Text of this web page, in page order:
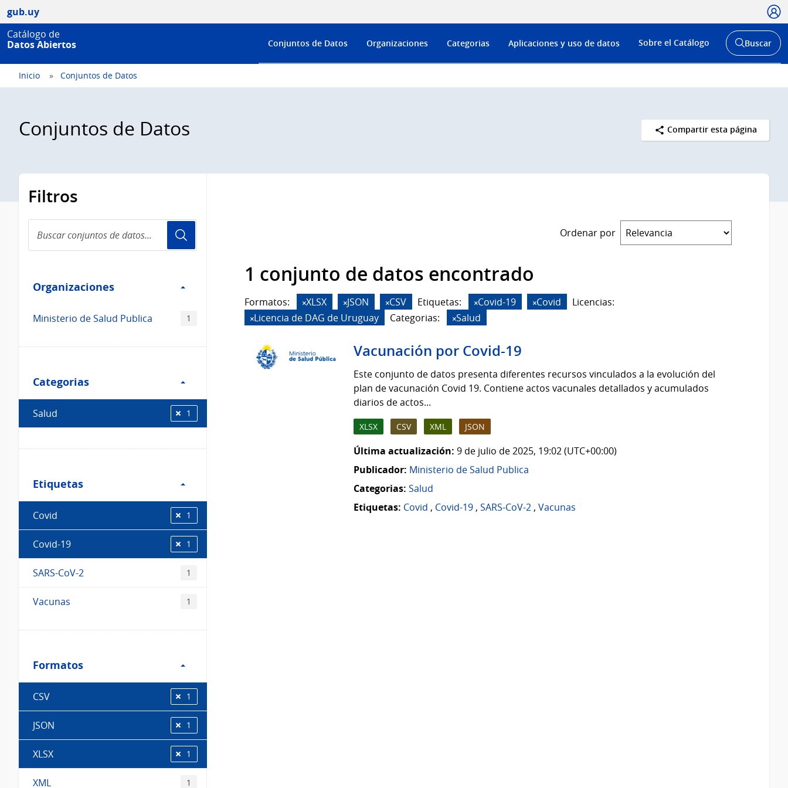
gub.uy
Catálogo de
Datos Abiertos
Menú
de
Conjuntos de Datos Organizaciones Categorias Aplicaciones y uso de datos Sobre el Catálogo
Abrir
buscador
Buscar
Inicio Conjuntos de Datos
Conjuntos de Datos Compartir esta página
Filtros
conjuntos
de
Organizaciones
Organizaciones
Ministerio de Salud Publica 1
Categorias
Categorias
Salud 1
Etiquetas
Etiquetas
Covid 1
Covid-19 1
SARS-CoV-2 1
Vacunas 1
Formatos
Formatos
CSV 1
JSON 1
XLSX 1
XML 1
Ordenar por
1 conjunto de datos encontrado
Formatos: XLSX JSON CSV Etiquetas: Covid-19 Covid
Licencias:
Licencia de DAG de Uruguay
Categorias: Salud
Vacunación por Covid-19
Este conjunto de datos presenta diferentes recursos vinculados a la evolución del
plan de vacunación Covid 19. Contiene actos vacunales detallados y acumulados
diarios de actos...
XLSX CSV XML JSON
Última actualización: 9 de julio de 2025, 19:02 (UTC+00:00)
Publicador: Ministerio de Salud Publica
Categorias: Salud
Etiquetas: Covid , Covid-19, SARS-CoV-2, Vacunas